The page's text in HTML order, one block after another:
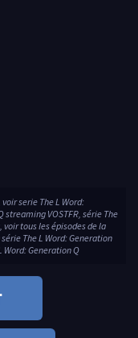
serie The L Word:
streaming VOSTFR, série The
tous les épisodes de la
The L Word: Generation
Word: Generation Q